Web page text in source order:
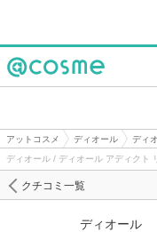
アットコスメ ディオール ディ
ディオール / ディオール アディクト
クチコミ一覧
ディオール